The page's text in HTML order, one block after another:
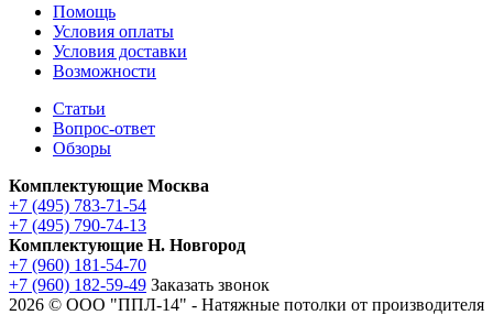
Помощь
Условия оплаты
Условия доставки
Возможности
Статьи
Вопрос-ответ
Обзоры
Комплектующие Москва
+7 (495) 783-71-54
+7 (495) 790-74-13
Комплектующие Н. Новгород
+7 (960) 181-54-70
+7 (960) 182-59-49 Заказать звонок
2026 © ООО "ППЛ-14" - Натяжные потолки от производителя